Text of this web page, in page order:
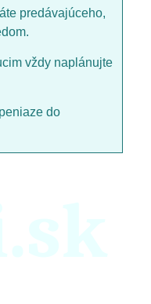
predávajúceho,
vždy naplánujte
do